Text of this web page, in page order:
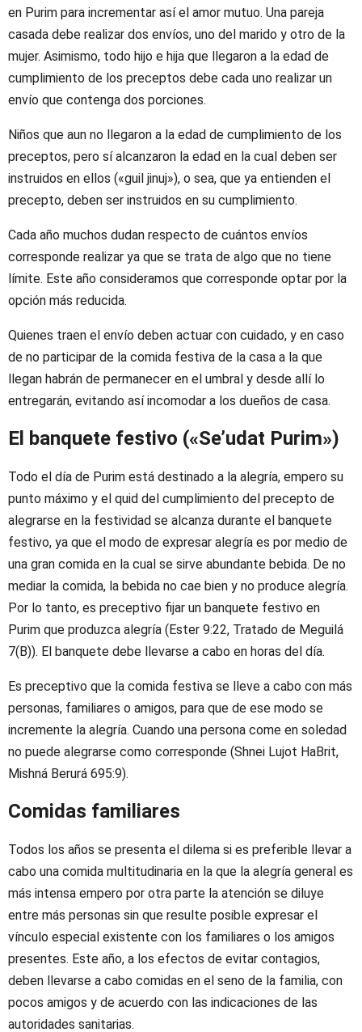
en Purim para incrementar así el amor mutuo. Una pareja
casada debe realizar dos envíos, uno del marido y otro de la
mujer. Asimismo, todo hijo e hija que llegaron a la edad de
cumplimiento de los preceptos debe cada uno realizar un
envío que contenga dos porciones.
Niños que aun no llegaron a la edad de cumplimiento de los
preceptos, pero sí alcanzaron la edad en la cual deben ser
instruidos en ellos («guil jinuj»), o sea, que ya entienden el
precepto, deben ser instruidos en su cumplimiento.
Cada año muchos dudan respecto de cuántos envíos
corresponde realizar ya que se trata de algo que no tiene
límite. Este año consideramos que corresponde optar por la
opción más reducida.
Quienes traen el envío deben actuar con cuidado, y en caso
de no participar de la comida festiva de la casa a la que
llegan habrán de permanecer en el umbral y desde allí lo
entregarán, evitando así incomodar a los dueños de casa.
El banquete festivo («Se’udat Purim»)
Todo el día de Purim está destinado a la alegría, empero su
punto máximo y el quid del cumplimiento del precepto de
alegrarse en la festividad se alcanza durante el banquete
festivo, ya que el modo de expresar alegría es por medio de
una gran comida en la cual se sirve abundante bebida. De no
mediar la comida, la bebida no cae bien y no produce alegría.
Por lo tanto, es preceptivo fijar un banquete festivo en
Purim que produzca alegría (Ester 9:22, Tratado de Meguilá
7(B)). El banquete debe llevarse a cabo en horas del día.
Es preceptivo que la comida festiva se lleve a cabo con más
personas, familiares o amigos, para que de ese modo se
incremente la alegría. Cuando una persona come en soledad
no puede alegrarse como corresponde (Shnei Lujot HaBrit,
Mishná Berurá 695:9).
Comidas familiares
Todos los años se presenta el dilema si es preferible llevar a
cabo una comida multitudinaria en la que la alegría general es
más intensa empero por otra parte la atención se diluye
entre más personas sin que resulte posible expresar el
vínculo especial existente con los familiares o los amigos
presentes. Este año, a los efectos de evitar contagios,
deben llevarse a cabo comidas en el seno de la familia, con
pocos amigos y de acuerdo con las indicaciones de las
autoridades sanitarias.